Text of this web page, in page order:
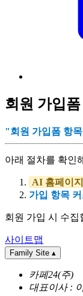
회원 가입
"회원 가입폼 항
아래 절차를 확인
AI 홈페이
가입 항목 커
회원 가입 시 수집
사이트맵
Family Site ▴
카페24(주)
대표이사 :